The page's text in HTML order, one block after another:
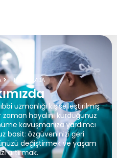
HAKKIMIZDA
uzmanlığı kişiselleştirilmiş
zaman hayalini kurduğunuz
kavuşmanıza yardımcı
basit: özgüveninizi geri
değiştirmek ve yaşam
artırmak.